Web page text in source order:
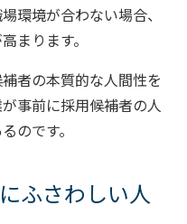
環境が合わない場合、
まります。
者の本質的な人間性を
事前に採用候補者の人
のです。
ふさわしい人